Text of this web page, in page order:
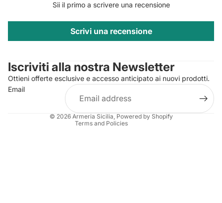
Sii il primo a scrivere una recensione
Scrivi una recensione
Iscriviti alla nostra Newsletter
Ottieni offerte esclusive e accesso anticipato ai nuovi prodotti.
Email
© 2026 Armeria Sicilia, Powered by Shopify
Terms and Policies
Privacy policy
Refund policy
Terms of service
Shipping policy
Legal notice